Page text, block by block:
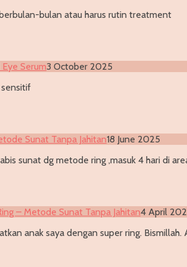
bulan atau harus rutin treatment
Serum3 October 2025
sensitif
Sunat Tanpa Jahitan18 June 2025
sunat dg metode ring ,masuk 4 hari di
– Metode Sunat Tanpa Jahitan4 April
anak saya dengan super ring. Bismillah.